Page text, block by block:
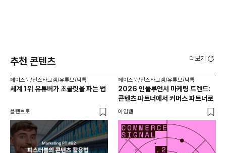
추천 콘텐츠 더보기
페이스북/인스타그램/유튜브/틱톡
세계 1위 유튜버가 초콜릿을 파는 법
플랜브로
페이스북/인스타그램/유튜브/틱톡
2026 인플루언서 마케팅 트렌드:
콘텐츠 파트너에서 커머스 파트너로
아임웹